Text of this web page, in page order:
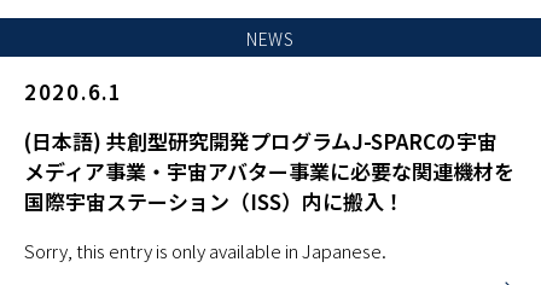
NEWS
2020.6.1
(日本語) 共創型研究開発プログラムJ-SPARCの宇宙
メディア事業・宇宙アバター事業に必要な関連機材を
国際宇宙ステーション（ISS）内に搬入！
Sorry, this entry is only available in Japanese.